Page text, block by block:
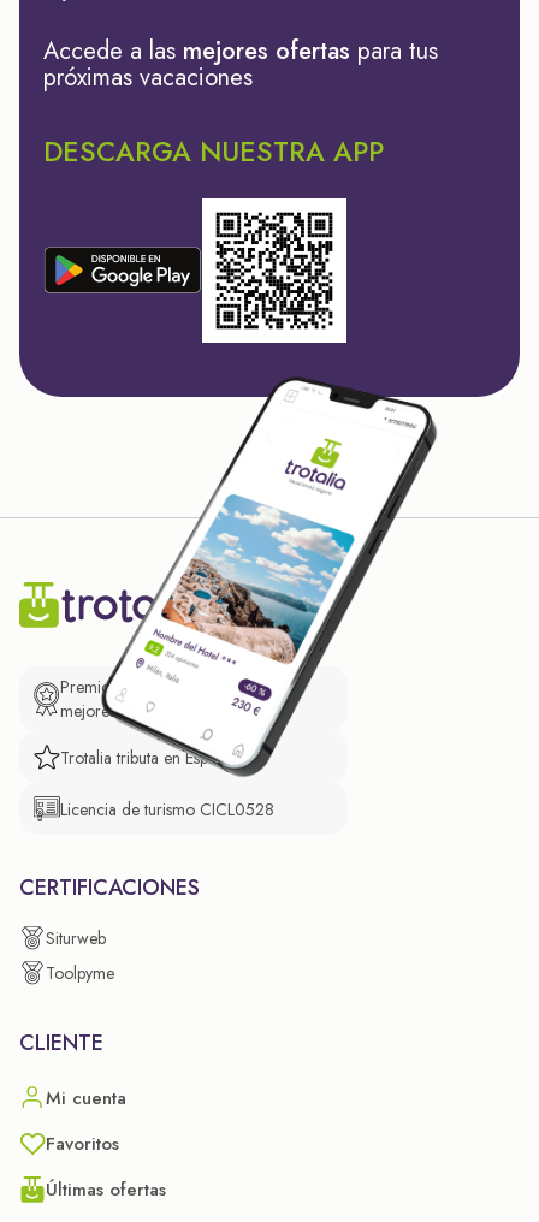
Accede a las mejores ofertas para tus
próximas vacaciones
DESCARGA NUESTRA APP
Premio de El Confidencial a las
mejores prácticas empresariales.
Trotalia tributa en España
Licencia de turismo CICL0528
CERTIFICACIONES
Siturweb
Toolpyme
CLIENTE
Mi cuenta
Favoritos
Últimas ofertas